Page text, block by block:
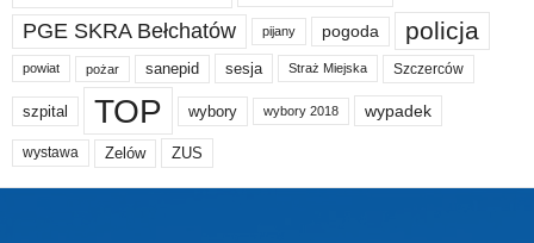
PGE SKRA Bełchatów pijany pogoda policja
powiat pożar sanepid sesja Straż Miejska Szczerców
szpital TOP wybory wybory 2018 wypadek
wystawa Zelów ZUS